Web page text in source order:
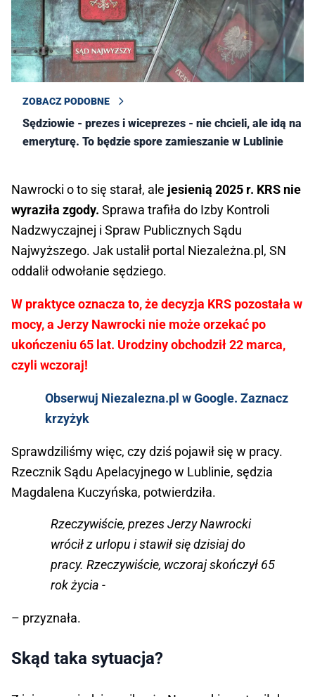
ZOBACZ PODOBNE
Sędziowie - prezes i wiceprezes - nie chcieli, ale idą na
emeryturę. To będzie spore zamieszanie w Lublinie
Nawrocki o to się starał, ale jesienią 2025 r. KRS nie
wyraziła zgody. Sprawa trafiła do Izby Kontroli
Nadzwyczajnej i Spraw Publicznych Sądu
Najwyższego. Jak ustalił portal Niezależna.pl, SN
oddalił odwołanie sędziego.
W praktyce oznacza to, że decyzja KRS pozostała w
mocy, a Jerzy Nawrocki nie może orzekać po
ukończeniu 65 lat. Urodziny obchodził 22 marca,
czyli wczoraj!
Obserwuj Niezalezna.pl w Google. Zaznacz
krzyżyk
Sprawdziliśmy więc, czy dziś pojawił się w pracy.
Rzecznik Sądu Apelacyjnego w Lublinie, sędzia
Magdalena Kuczyńska, potwierdziła.
Rzeczywiście, prezes Jerzy Nawrocki
wrócił z urlopu i stawił się dzisiaj do
pracy. Rzeczywiście, wczoraj skończył 65
rok życia -
– przyznała.
Skąd taka sytuacja?